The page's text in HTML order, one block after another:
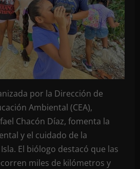
por la Dirección de
Ambiental (CEA),
Chacón Díaz, fomenta la
y el cuidado de la
El biólogo destacó que las
miles de kilómetros y